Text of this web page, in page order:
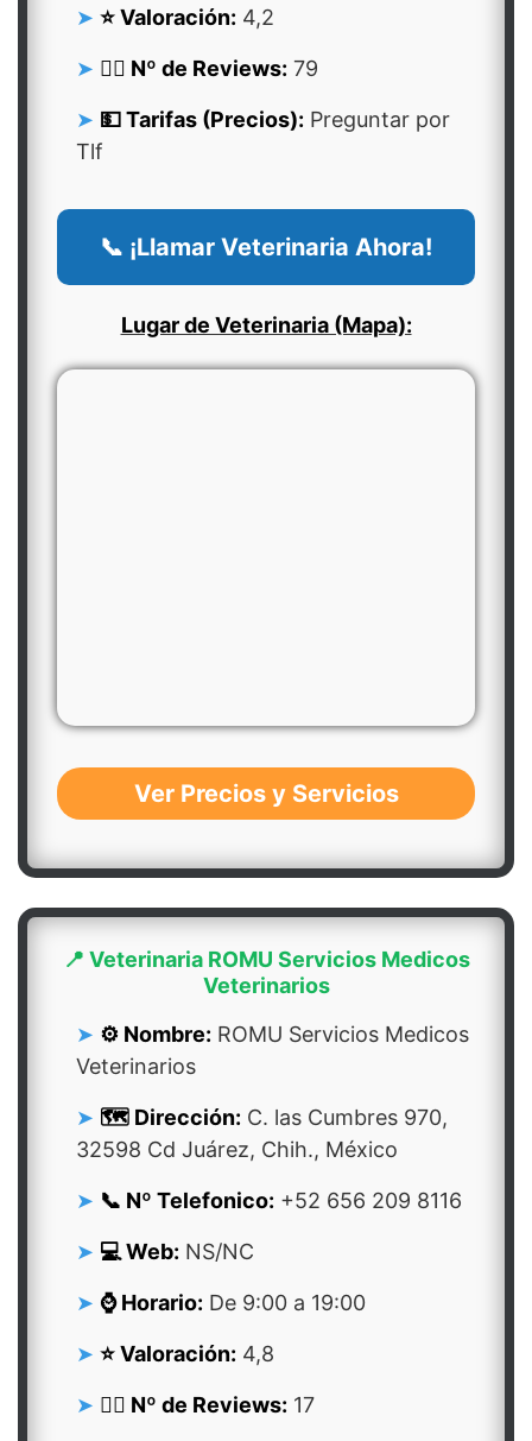
⭐ Valoración: 4,2
👍🏻 Nº de Reviews: 79
💵 Tarifas (Precios): Preguntar por
Tlf
📞 ¡Llamar Veterinaria Ahora!
Lugar de Veterinaria (Mapa):
Ver Precios y Servicios
📍 Veterinaria ROMU Servicios Medicos
Veterinarios
⚙️ Nombre: ROMU Servicios Medicos
Veterinarios
🗺️ Dirección: C. las Cumbres 970,
32598 Cd Juárez, Chih., México
📞 Nº Telefonico: +52 656 209 8116
💻 Web: NS/NC
⌚ Horario: De 9:00 a 19:00
⭐ Valoración: 4,8
👍🏻 Nº de Reviews: 17